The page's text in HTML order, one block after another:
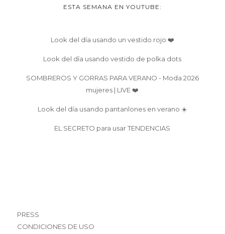
ESTA SEMANA EN YOUTUBE:
Look del día usando un vestido rojo ❤️
Look del día usando vestido de polka dots
SOMBREROS Y GORRAS PARA VERANO - Moda 2026
mujeres | LIVE ❤️
Look del día usando pantanlones en verano ☀️
EL SECRETO para usar TENDENCIAS
PRESS
CONDICIONES DE USO